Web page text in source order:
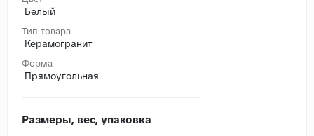
Белый
Тип товара
Керамогранит
Форма
Прямоугольная
Размеры, вес, упаковка